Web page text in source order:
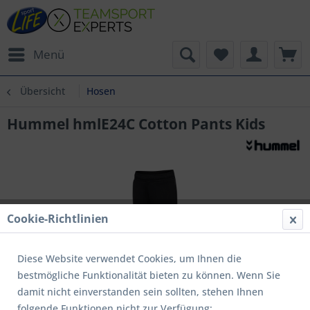
Menü
Übersicht Hosen
Hummel hmlE24C Cotton Pants Kids
Cookie-Richtlinien
Diese Website verwendet Cookies, um Ihnen die
bestmögliche Funktionalität bieten zu können. Wenn Sie
damit nicht einverstanden sein sollten, stehen Ihnen